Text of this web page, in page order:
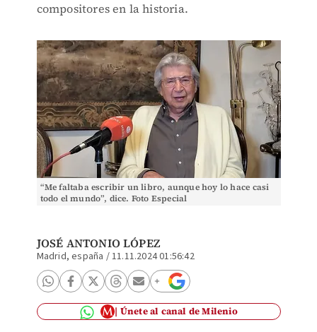
compositores en la historia.
“Me faltaba escribir un libro, aunque hoy lo hace casi
todo el mundo”, dice. Foto Especial
JOSÉ ANTONIO LÓPEZ
Madrid, españa /11.11.2024 01:56:42
Únete al canal de Milenio